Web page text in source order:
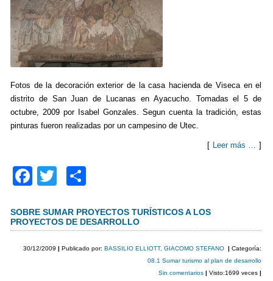
Fotos de la decoración exterior de la casa hacienda de Viseca en el
distrito de San Juan de Lucanas en Ayacucho. Tomadas el 5 de
octubre, 2009 por Isabel Gonzales. Segun cuenta la tradición, estas
pinturas fueron realizadas por un campesino de Utec.
[ Leer más … ]
F
c
e
b
tt
er
m
p
ar
SOBRE SUMAR PROYECTOS TURÍSTICOS A LOS
PROYECTOS DE DESARROLLO
30/12/2009 | Publicado por:BASSILIO ELLIOTT, GIACOMO STEFANO |Categoría:
08.1 Sumar turismo al plan de desarrollo
Sin comentarios| Visto:1699 veces|